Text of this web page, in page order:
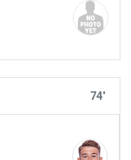
74'